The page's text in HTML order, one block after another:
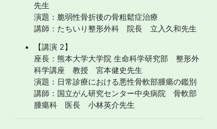
先生
演題：脆弱性骨折後の骨粗鬆症治療
講師：たちいり整形外科 院長 立入久和先生
【講演 2】
座長：熊本大学大学院 生命科学研究部 整形外
科学講座 教授 宮本健史先生
演題：日常診療における悪性骨軟部腫瘍の鑑別
講師：国立がん研究センター中央病院 骨軟部
腫瘍科 医長 小林英介先生